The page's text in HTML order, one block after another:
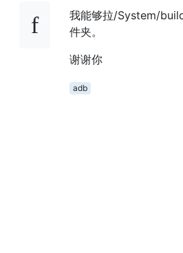
我能够拉/System/
件夹。
谢谢你
adb